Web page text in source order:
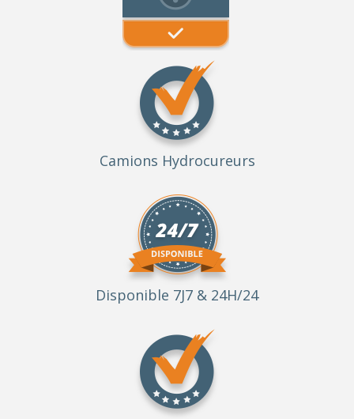
Camions Hydrocureurs
Disponible 7J7 & 24H/24